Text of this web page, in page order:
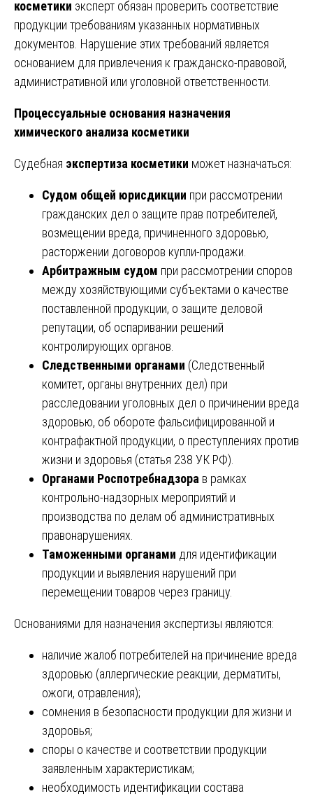
косметики эксперт обязан проверить соответствие
продукции требованиям указанных нормативных
документов. Нарушение этих требований является
основанием для привлечения к гражданско-правовой,
административной или уголовной ответственности.
Процессуальные основания назначения
химического анализа косметики
Судебная экспертиза косметики может назначаться:
Судом общей юрисдикции при рассмотрении
гражданских дел о защите прав потребителей,
возмещении вреда, причиненного здоровью,
расторжении договоров купли-продажи.
Арбитражным судом при рассмотрении споров
между хозяйствующими субъектами о качестве
поставленной продукции, о защите деловой
репутации, об оспаривании решений
контролирующих органов.
Следственными органами (Следственный
комитет, органы внутренних дел) при
расследовании уголовных дел о причинении вреда
здоровью, об обороте фальсифицированной и
контрафактной продукции, о преступлениях против
жизни и здоровья (статья 238 УК РФ).
Органами Роспотребнадзора в рамках
контрольно-надзорных мероприятий и
производства по делам об административных
правонарушениях.
Таможенными органами для идентификации
продукции и выявления нарушений при
перемещении товаров через границу.
Основаниями для назначения экспертизы являются:
наличие жалоб потребителей на причинение вреда
здоровью (аллергические реакции, дерматиты,
ожоги, отравления);
сомнения в безопасности продукции для жизни и
здоровья;
споры о качестве и соответствии продукции
заявленным характеристикам;
необходимость идентификации состава